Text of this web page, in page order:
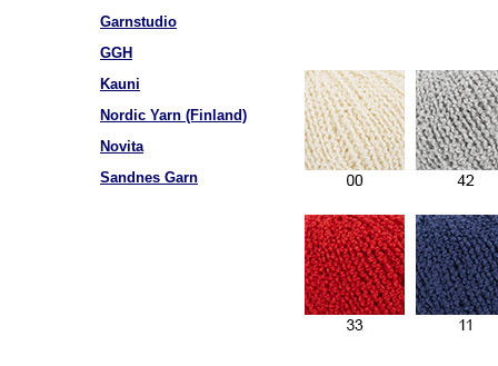
Garnstudio
GGH
Kauni
Nordic Yarn (Finland)
Novita
Sandnes Garn